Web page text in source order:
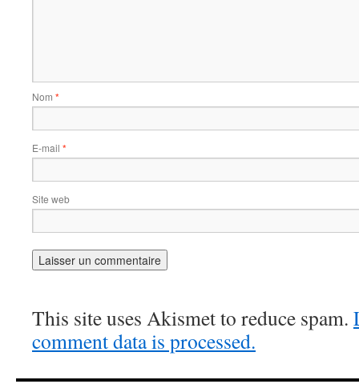
Nom *
E-mail *
Site web
This site uses Akismet to reduce spam.
comment data is processed.